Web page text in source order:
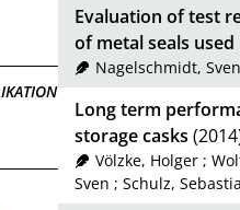
Evaluation of test
of metal seals
Nagelschmidt, Sven
Long term
storage casks
Völzke, Holger;
Sven ; Schulz,